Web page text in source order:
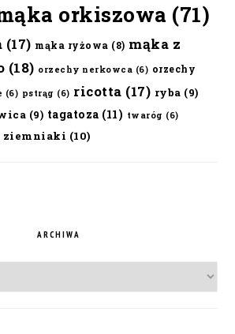
orkiszowa (71)
(17) mąka ryżowa (8) mąka z
(18) orzechy nerkowca (6) orzechy
(6) pstrąg (6) ricotta (17) ryba (9)
(9) tagatoza (11) twaróg (6)
ziemniaki (10)
ARCHIWA